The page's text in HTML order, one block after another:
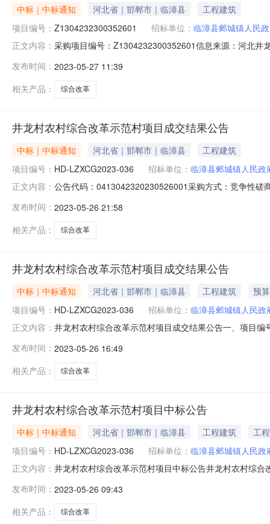
中标｜中标通知 河北省｜邯郸市｜临漳县
工程建筑
项目编号： Z1304232300352601 招标单位： 临漳县邺城镇人民
正文内容： 采购项目编号：Z1304232300352601信息来源：河北井
2851200元四、主要标的信息工程类名称：井龙村农村
发布时间： 2023-05-27 11:39
相关产品：
综合改革
井龙村农村综合改革示范村项目成交结果公告
中标｜中标通知 河北省｜邯郸市｜临漳县
工程建筑
项目编号： HD-LZXCG2023-036 招标单位： 临漳县邺城镇人民政
正文内容： 公告代码：0413042320230526001采购方式：竞争性磋
LZXCG2023-036采购人名称：临漳县邺城镇人民政府（
发布时间： 2023-05-26 21:58
相关产品：
综合改革
井龙村农村综合改革示范村项目成交结果公告
中标｜中标通知 河北省｜邯郸市｜临漳县 工程建筑
预
项目编号： HD-LZXCG2023-036 招标单位： 临漳县邺城镇人民政
正文内容： 井龙村农村综合改革示范村项目成交结果公告一、项目
目经理工程执业证书信息中标金额下浮率费率优惠率优
示范村工程，具体
发布时间： 2023-05-26 16:49
相关产品：
综合改革
井龙村农村综合改革示范村项目中标公告
中标｜中标通知 河北省｜邯郸市｜临漳县 工程建筑
工程
项目编号： HD-LZXCG2023-036 招标单位： 临漳县邺城镇人民政
正文内容： 井龙村农村综合改革示范村项目中标公告井龙村农村综
合改革示范村工程，具体内容详见竞争性磋商文件。施
波、马吴好、赵亚
发布时间： 2023-05-26 09:43
相关产品：
综合改革